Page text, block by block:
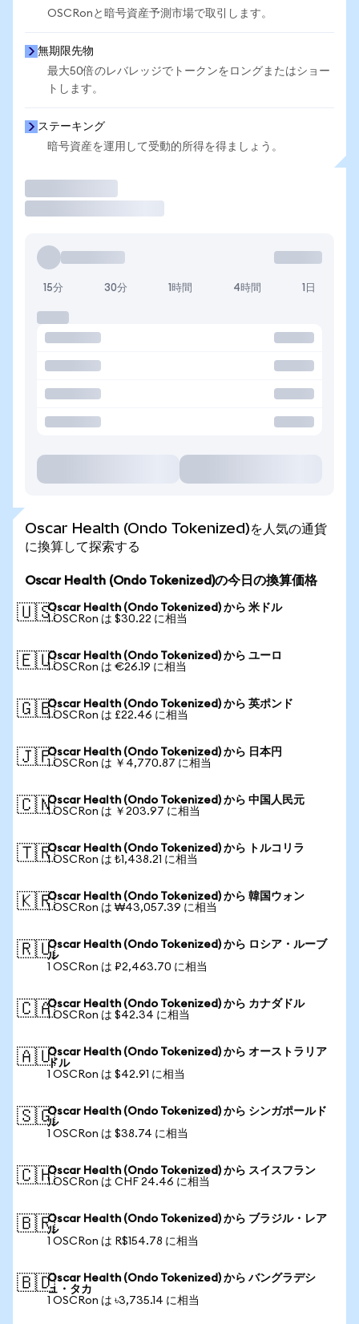
OSCRonと暗号資産予測市場で取引します。
無期限先物
最大50倍のレバレッジでトークンをロングまたはショー
トします。
ステーキング
暗号資産を運用して受動的所得を得ましょう。
15分 30分 1時間 4時間 1日
Oscar Health (Ondo Tokenized)を人気の通貨
に換算して探索する
Oscar Health (Ondo Tokenized)の今日の換算価格
🇺🇸Oscar Health (Ondo Tokenized) から 米ドル
1 OSCRon は $30.22 に相当
🇪🇺Oscar Health (Ondo Tokenized) から ユーロ
1 OSCRon は €26.19 に相当
🇬🇧Oscar Health (Ondo Tokenized) から 英ポンド
1 OSCRon は £22.46 に相当
🇯🇵Oscar Health (Ondo Tokenized) から 日本円
1 OSCRon は ￥4,770.87 に相当
🇨🇳Oscar Health (Ondo Tokenized) から 中国人民元
1 OSCRon は ￥203.97 に相当
🇹🇷Oscar Health (Ondo Tokenized) から トルコリラ
1 OSCRon は ₺1,438.21 に相当
🇰🇷Oscar Health (Ondo Tokenized) から 韓国ウォン
1 OSCRon は ₩43,057.39 に相当
🇷🇺Oscar Health (Ondo Tokenized) から ロシア・ルーブ
ル
1 OSCRon は ₽2,463.70 に相当
🇨🇦Oscar Health (Ondo Tokenized) から カナダドル
1 OSCRon は $42.34 に相当
🇦🇺Oscar Health (Ondo Tokenized) から オーストラリア
ドル
1 OSCRon は $42.91 に相当
🇸🇬Oscar Health (Ondo Tokenized) から シンガポールド
ル
1 OSCRon は $38.74 に相当
🇨🇭Oscar Health (Ondo Tokenized) から スイスフラン
1 OSCRon は CHF 24.46 に相当
🇧🇷Oscar Health (Ondo Tokenized) から ブラジル・レア
ル
1 OSCRon は R$154.78 に相当
🇧🇩Oscar Health (Ondo Tokenized) から バングラデシ
ュ・タカ
1 OSCRon は ৳3,735.14 に相当